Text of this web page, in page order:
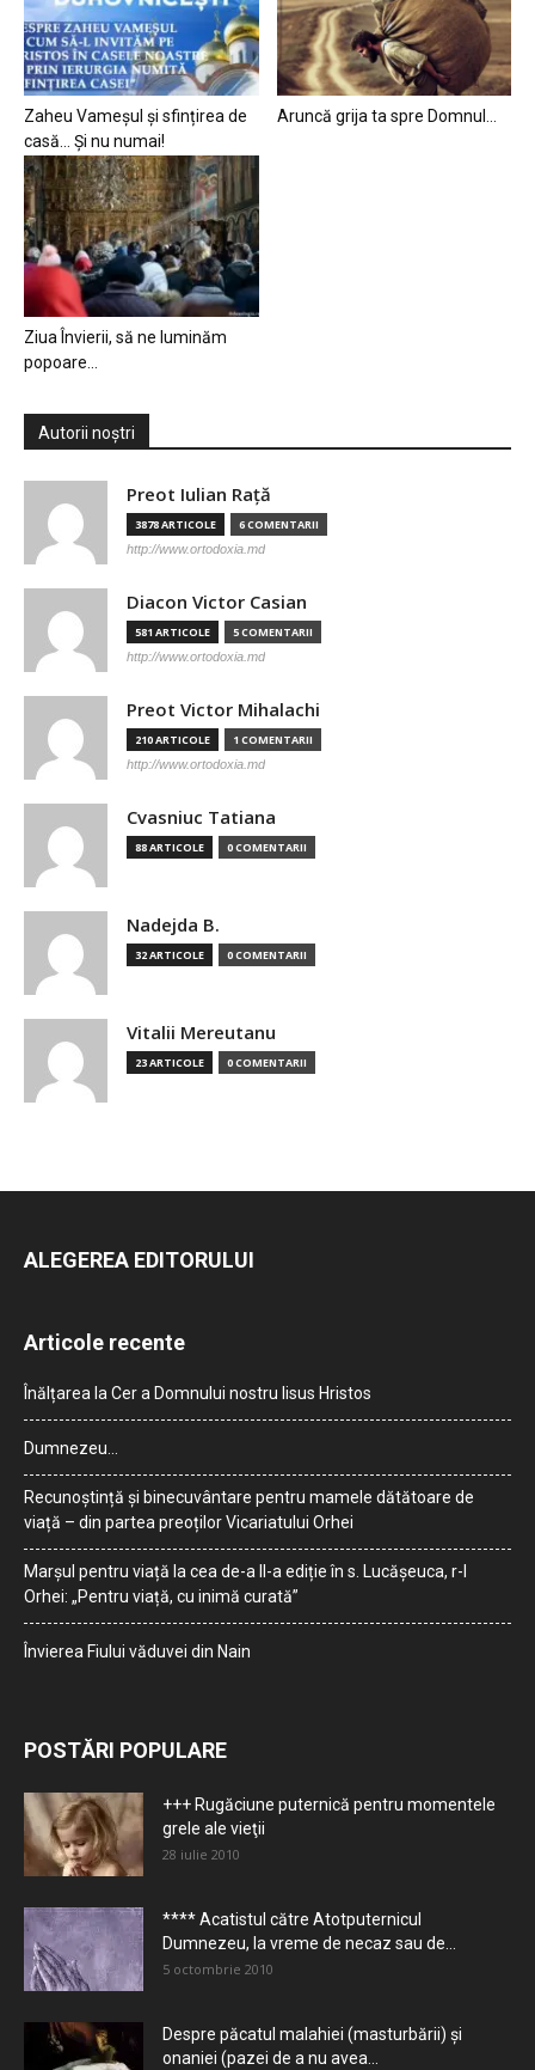
Zaheu Vameșul și sfințirea de
casă… Și nu numai!
Aruncă grija ta spre Domnul…
Ziua Învierii, să ne luminăm
popoare…
Autorii noștri
Preot Iulian Raţă
3878 ARTICOLE 6 COMENTARII
http://www.ortodoxia.md
Diacon Victor Casian
581 ARTICOLE 5 COMENTARII
http://www.ortodoxia.md
Preot Victor Mihalachi
210 ARTICOLE 1 COMENTARII
http://www.ortodoxia.md
Cvasniuc Tatiana
88 ARTICOLE 0 COMENTARII
Nadejda B.
32 ARTICOLE 0 COMENTARII
Vitalii Mereutanu
23 ARTICOLE 0 COMENTARII
ALEGEREA EDITORULUI
Articole recente
Înălțarea la Cer a Domnului nostru Iisus Hristos
Dumnezeu…
Recunoștință și binecuvântare pentru mamele dătătoare de
viață – din partea preoților Vicariatului Orhei
Marșul pentru viață la cea de-a II-a ediție în s. Lucășeuca, r-l
Orhei: „Pentru viață, cu inimă curată”
Învierea Fiului văduvei din Nain
POSTĂRI POPULARE
+++ Rugăciune puternică pentru momentele
grele ale vieţii
28 iulie 2010
**** Acatistul către Atotputernicul
Dumnezeu, la vreme de necaz sau de...
5 octombrie 2010
Despre păcatul malahiei (masturbării) şi
onaniei (pazei de a nu avea...